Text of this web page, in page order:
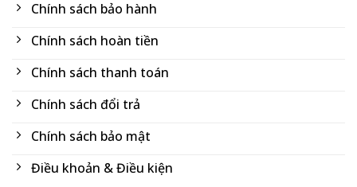
Chính sách bảo hành
Chính sách hoàn tiền
Chính sách thanh toán
Chính sách đổi trả
Chính sách bảo mật
Điều khoản & Điều kiện